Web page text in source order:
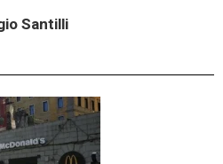
Santilli